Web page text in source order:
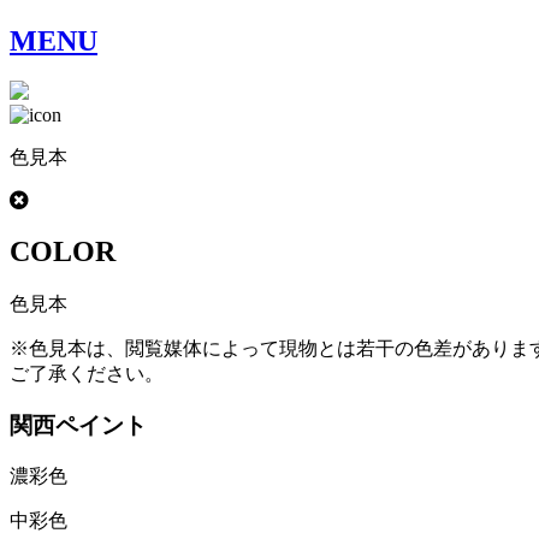
MENU
色見本
COLOR
色見本
※色見本は、閲覧媒体によって現物とは若干の色差がありま
ご了承ください。
関西ペイント
濃彩色
中彩色